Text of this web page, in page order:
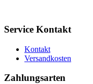
Service Kontakt
Kontakt
Versandkosten
Zahlungsarten